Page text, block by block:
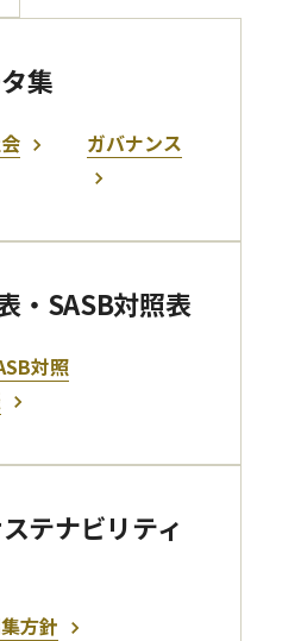
集
ガバナンス
・SASB対照表
対照
テナビリティ
方針